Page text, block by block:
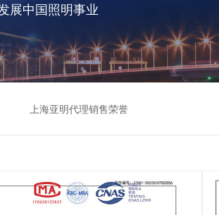
展中国照明事业
上海亚明代理销售荣誉